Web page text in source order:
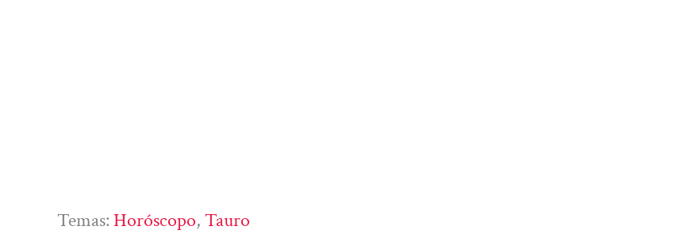
Temas: Horóscopo, Tauro